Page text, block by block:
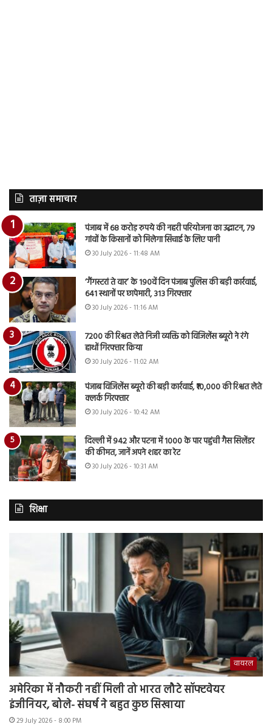
ताज़ा समाचार
पंजाब में 68 करोड़ रुपये की नहरी परियोजना का उद्घाटन, 79
गांवों के किसानों को मिलेगा सिंचाई के लिए पानी
30 July 2026 - 11:48 AM
‘गैंगस्टरां ते वार’ के 190वें दिन पंजाब पुलिस की बड़ी कार्रवाई,
641 स्थानों पर छापेमारी, 313 गिरफ्तार
30 July 2026 - 11:16 AM
7200 की रिश्वत लेते निजी व्यक्ति को विजिलेंस ब्यूरो ने रंगे
हाथों गिरफ्तार किया
30 July 2026 - 11:02 AM
पंजाब विजिलेंस ब्यूरो की बड़ी कार्रवाई, ₹10,000 की रिश्वत लेते
क्लर्क गिरफ्तार
30 July 2026 - 10:42 AM
दिल्ली में 942 और पटना में 1000 के पार पहुंची गैस सिलेंडर
की कीमत, जानें अपने शहर का रेट
30 July 2026 - 10:31 AM
शिक्षा
वायरल
अमेरिका में नौकरी नहीं मिली तो भारत लौटे सॉफ्टवेयर
इंजीनियर, बोले- संघर्ष ने बहुत कुछ सिखाया
29 July 2026 - 8:00 PM